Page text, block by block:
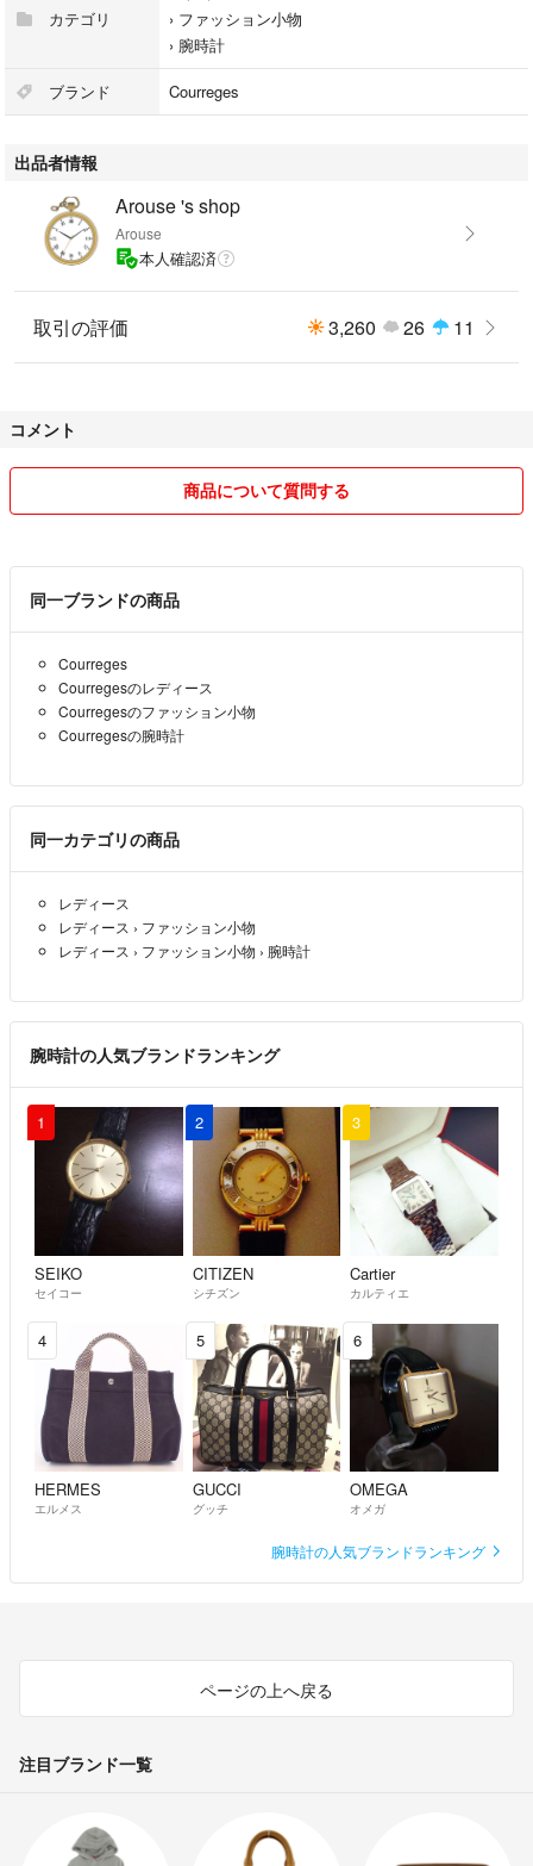
カテゴリ
› ファッション小物
› 腕時計
ブランド Courreges
出品者情報
Arouse 's shop
Arouse
本人確認済
取引の評価 3,260 26 11
コメント
商品について質問する
同一ブランドの商品
Courreges
Courregesのレディース
Courregesのファッション小物
Courregesの腕時計
同一カテゴリの商品
レディース
レディース › ファッション小物
レディース › ファッション小物 › 腕時計
腕時計の人気ブランドランキング
1
SEIKO
セイコー
2
CITIZEN
シチズン
3
Cartier
カルティエ
4
HERMES
エルメス
5
GUCCI
グッチ
6
OMEGA
オメガ
腕時計の人気ブランドランキング
ページの上へ戻る
注目ブランド一覧